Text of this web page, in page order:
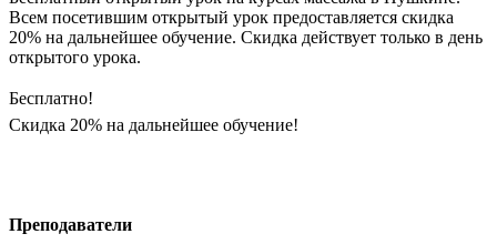
Всем посетившим открытый урок предоставляется скидка
20% на дальнейшее обучение. Скидка действует только в день
открытого урока.
Бесплатно!
Скидка 20% на дальнейшее обучение!
Преподаватели